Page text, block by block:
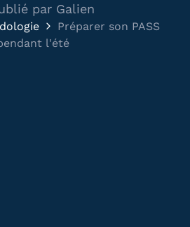
parGalien
Préparer son PASS
l'été